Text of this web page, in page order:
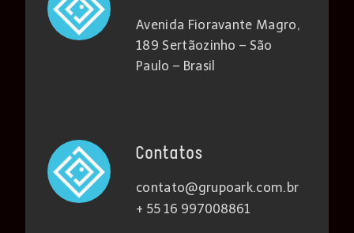
Avenida Fioravante Magro,
189 Sertãozinho – São
Paulo – Brasil
Contatos
contato@grupoark.com.br
+ 55 16 997008861